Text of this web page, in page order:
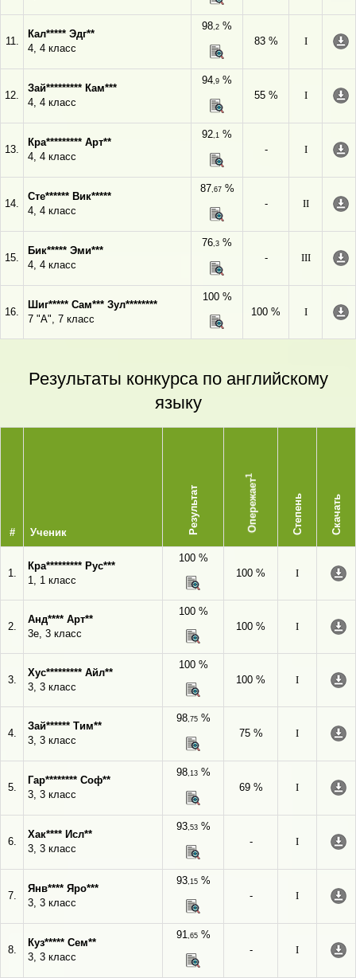
11.
Кал***** Эдг**
4, 4 класс
98,2 %
83 %
I
12.
Зай********* Кам***
4, 4 класс
94,9 %
55 %
I
13.
Кра********* Арт**
4, 4 класс
92,1 %
-
I
14.
Сте****** Вик*****
4, 4 класс
87,67%
-
II
15.
Бик***** Эми***
4, 4 класс
76,3 %
-
III
16.
Шиг***** Сам*** Зул********
7 "А", 7 класс
100 %
100 %
I
Результаты конкурса по английскому
языку
# Ученик Результат Опережает
1
Степень Скачать
1.
Кра********* Рус***
1, 1 класс
100 %
100 %
I
2.
Анд**** Арт**
3е, 3 класс
100 %
100 %
I
3.
Хус********* Айл**
3, 3 класс
100 %
100 %
I
4.
Зай****** Тим**
3, 3 класс
98,75%
75 %
I
5.
Гар******** Соф**
3, 3 класс
98,13%
69 %
I
6.
Хак**** Исл**
3, 3 класс
93,53%
-
I
7.
Янв**** Яро***
3, 3 класс
93,15%
-
I
8.
Куз***** Сем**
3, 3 класс
91,65%
-
I